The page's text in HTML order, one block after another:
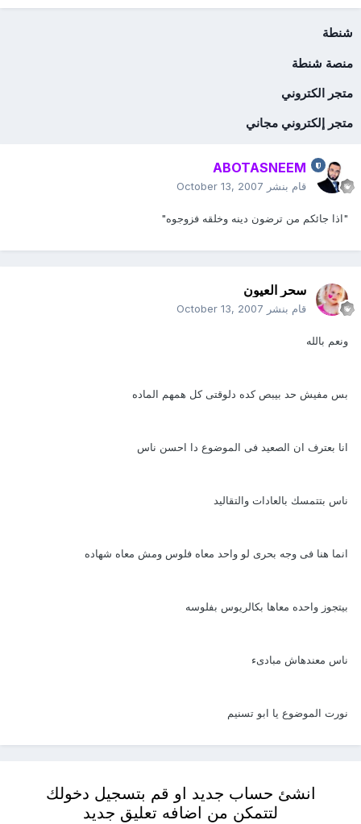
شنطة
منصة شنطة
متجر الكتروني
متجر إلكتروني مجاني
ABOTASNEEM
قام بنشر October 13, 2007
"اذا جائكم من ترضون دينه وخلقه فزوجوه"
سحر العيون
قام بنشر October 13, 2007
ونعم بالله
بس مفيش حد بيبص كده دلوقتى كل همهم الماده
انا بعترف ان الصعيد فى الموضوع دا احسن ناس
ناس بتتمسك بالعادات والتقاليد
انما هنا فى وجه بحرى لو واحد معاه فلوس ومش معاه شهاده
بيتجوز واحده معاها بكالريوس بفلوسه
ناس معندهاش مبادىء
نورت الموضوع يا ابو تسنيم
انشئ حساب جديد او قم بتسجيل دخولك
لتتمكن من اضافه تعليق جديد